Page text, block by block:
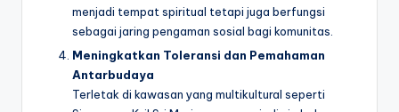
menjadi tempat spiritual tetapi juga berfungsi
sebagai jaring pengaman sosial bagi komunitas.
Meningkatkan Toleransi dan Pemahaman
Antarbudaya
Terletak di kawasan yang multikultural seperti